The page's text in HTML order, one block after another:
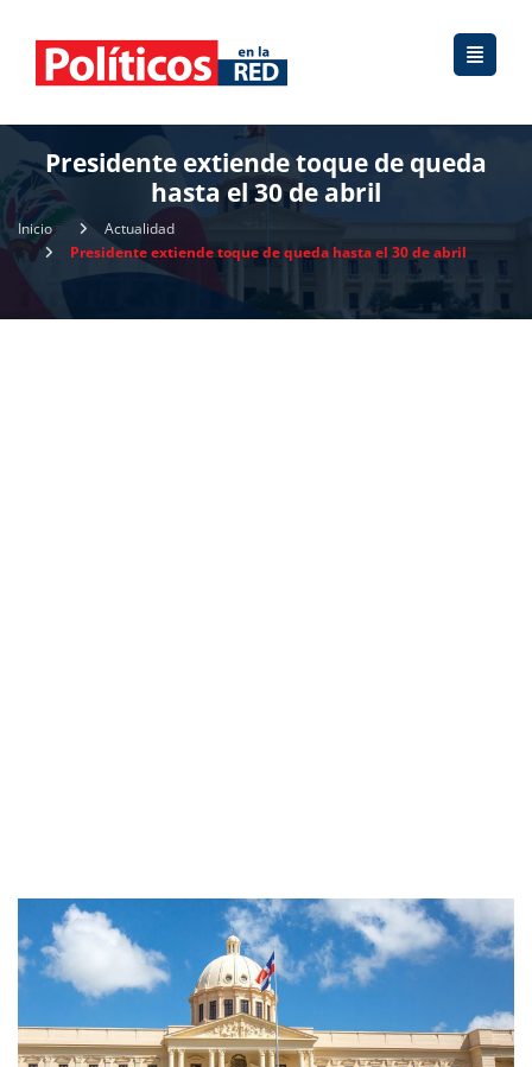
Presidente extiende toque de queda
hasta el 30 de abril
Inicio
Actualidad
Presidente extiende toque de queda hasta el 30 de abril